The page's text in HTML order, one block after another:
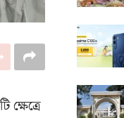
ক্ষেত্রে